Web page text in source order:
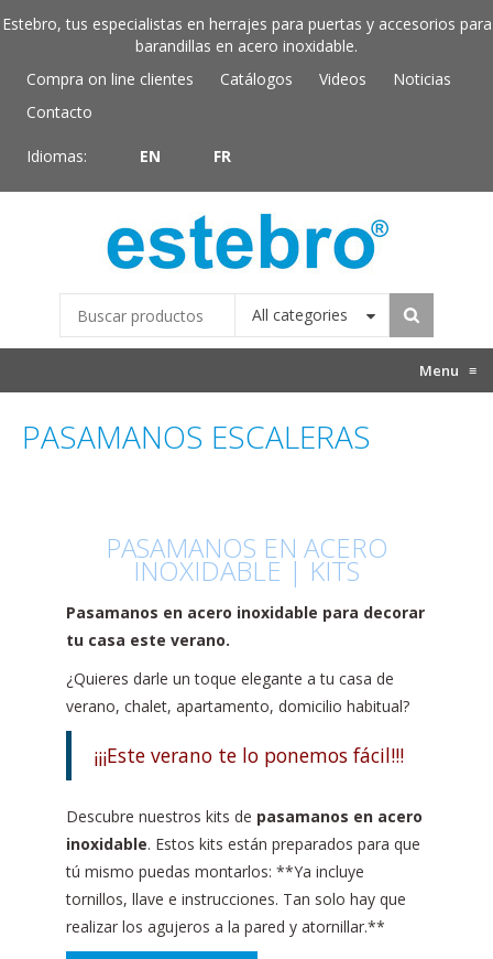
Estebro, tus especialistas en herrajes para puertas y accesorios para
barandillas en acero inoxidable.
Compra on line clientes
Catálogos Videos
Noticias
Contacto
Idiomas: EN FR
All categories
Menu ≡
PASAMANOS ESCALERAS
PASAMANOS EN ACERO
INOXIDABLE | KITS
Pasamanos en acero inoxidable para decorar
tu casa este verano.
¿Quieres darle un toque elegante a tu casa de
verano, chalet, apartamento, domicilio habitual?
¡¡¡Este verano te lo ponemos fácil!!!
Descubre nuestros kits de pasamanos en acero
inoxidable. Estos kits están preparados para que
tú mismo puedas montarlos: **Ya incluye
tornillos, llave e instrucciones. Tan solo hay que
realizar los agujeros a la pared y atornillar.**